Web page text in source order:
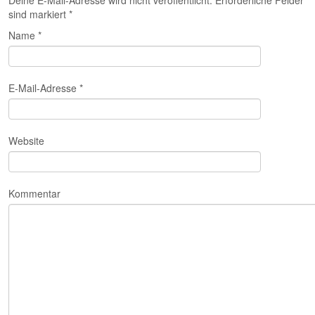
sind markiert *
Name *
E-Mail-Adresse *
Website
Kommentar